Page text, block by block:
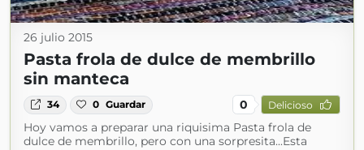
26 julio 2015
Pasta frola de dulce de membrillo
sin manteca
34 0 Guardar 0 Delicioso
Hoy vamos a preparar una riquisima Pasta frola de
dulce de membrillo, pero con una sorpresita...Esta